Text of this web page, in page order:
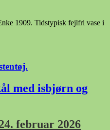
1909. Tidstypisk fejlfri vase i
med isbjørn og
februar 2026